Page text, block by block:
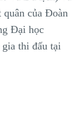
của Đoàn
Đại học
thi đấu tại